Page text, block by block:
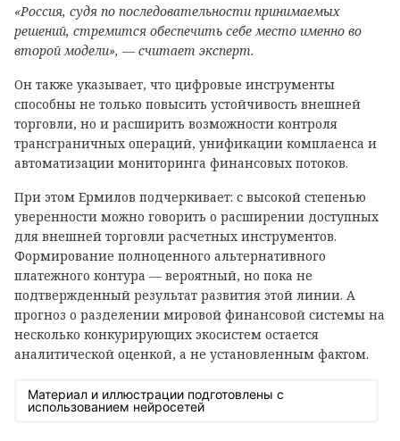
«Россия, судя по последовательности принимаемых
решений, стремится обеспечить себе место именно во
второй модели», — считает эксперт.
Он также указывает, что цифровые инструменты
способны не только повысить устойчивость внешней
торговли, но и расширить возможности контроля
трансграничных операций, унификации комплаенса и
автоматизации мониторинга финансовых потоков.
При этом Ермилов подчеркивает: с высокой степенью
уверенности можно говорить о расширении доступных
для внешней торговли расчетных инструментов.
Формирование полноценного альтернативного
платежного контура — вероятный, но пока не
подтвержденный результат развития этой линии. А
прогноз о разделении мировой финансовой системы на
несколько конкурирующих экосистем остается
аналитической оценкой, а не установленным фактом.
Материал и иллюстрации подготовлены с
использованием нейросетей